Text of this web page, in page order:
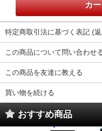
特定商取引法に基づく表記 (
この商品について問い合わせ
この商品を友達に教える
買い物を続ける
おすすめ商品